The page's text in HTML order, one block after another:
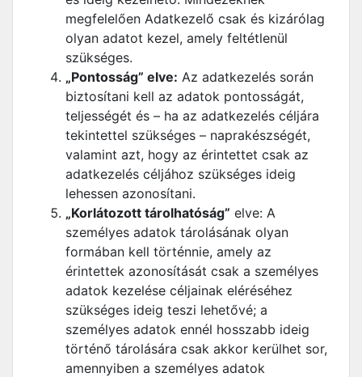
megfelelően Adatkezelő csak és kizárólag
olyan adatot kezel, amely feltétlenül
szükséges.
„Pontosság” elve: Az adatkezelés során
biztosítani kell az adatok pontosságát,
teljességét és – ha az adatkezelés céljára
tekintettel szükséges – naprakészségét,
valamint azt, hogy az érintettet csak az
adatkezelés céljához szükséges ideig
lehessen azonosítani.
„Korlátozott tárolhatóság” elve: A
személyes adatok tárolásának olyan
formában kell történnie, amely az
érintettek azonosítását csak a személyes
adatok kezelése céljainak eléréséhez
szükséges ideig teszi lehetővé; a
személyes adatok ennél hosszabb ideig
történő tárolására csak akkor kerülhet sor,
amennyiben a személyes adatok